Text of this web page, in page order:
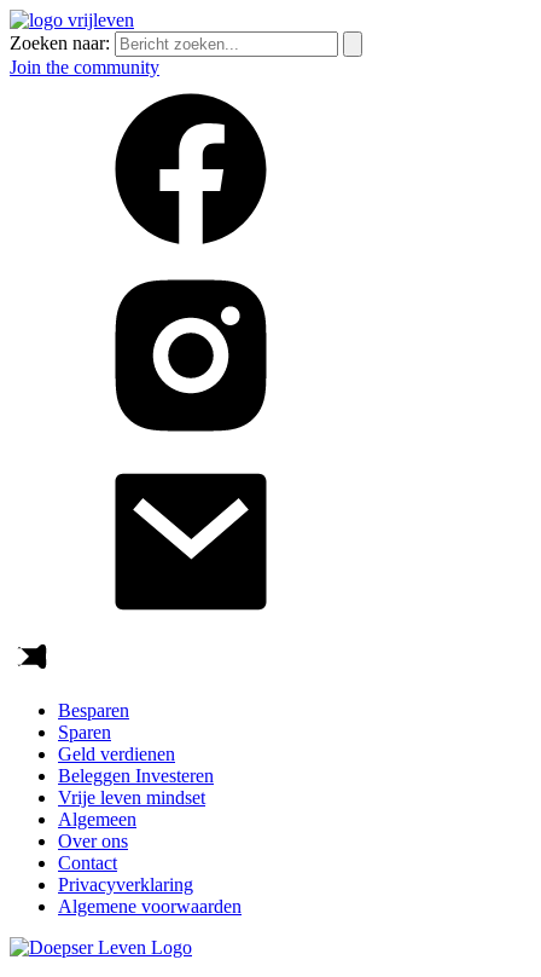
Zoeken naar:
Join the community
Besparen
Sparen
Geld verdienen
Beleggen Investeren
Vrije leven mindset
Algemeen
Over ons
Contact
Privacyverklaring
Algemene voorwaarden